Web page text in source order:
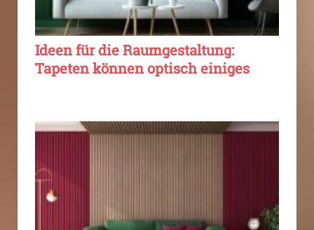
Ideen für die Raumgestaltung:
Tapeten können optisch einiges